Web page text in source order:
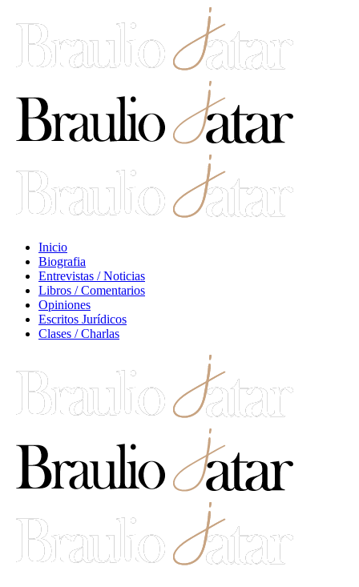
Inicio
Biografia
Entrevistas / Noticias
Libros / Comentarios
Opiniones
Escritos Jurídicos
Clases / Charlas